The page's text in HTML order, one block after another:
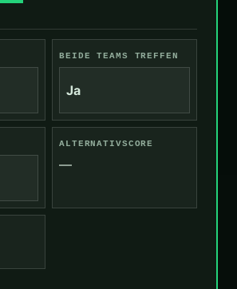
BEIDE TEAMS TREFFEN
Ja
ALTERNATIVSCORE
—